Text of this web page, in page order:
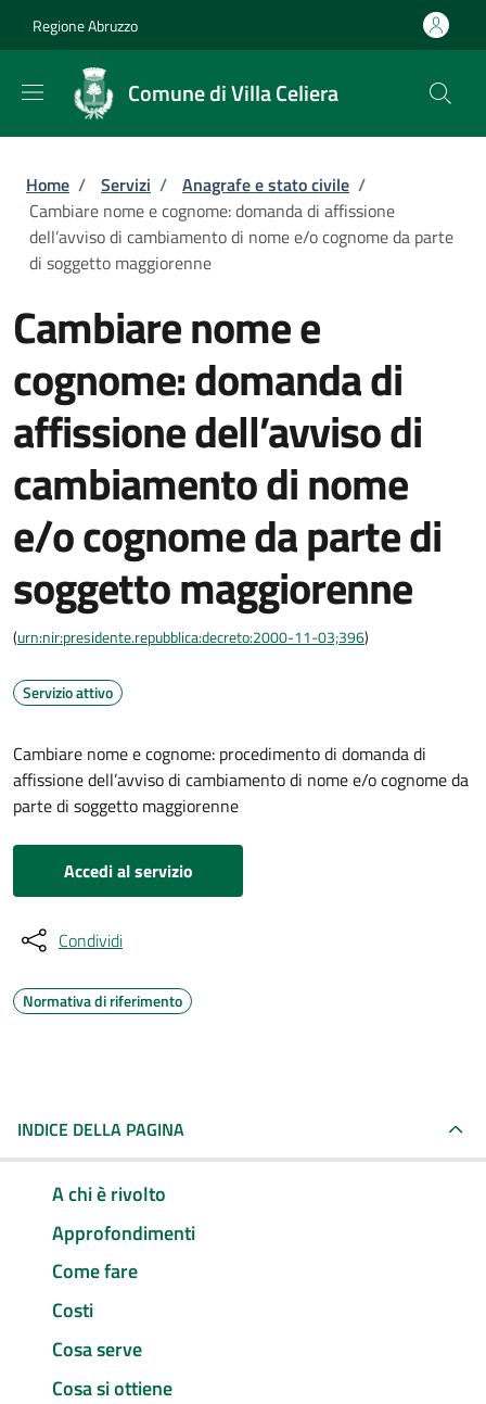
Regione Abruzzo
Comune di Villa Celiera
Briciole di pane
Home / Servizi / Anagrafe e stato civile /
Cambiare nome e cognome: domanda di affissione
dell’avviso di cambiamento di nome e/o cognome da parte
di soggetto maggiorenne
Cambiare nome e
cognome: domanda di
affissione dell’avviso di
cambiamento di nome
e/o cognome da parte di
soggetto maggiorenne
(urn:nir:presidente.repubblica:decreto:2000-11-03;396)
Servizio attivo
Cambiare nome e cognome: procedimento di domanda di
affissione dell’avviso di cambiamento di nome e/o cognome da
parte di soggetto maggiorenne
Accedi al servizio
Condividi
Normativa di riferimento
INDICE DELLA PAGINA
A chi è rivolto
Approfondimenti
Come fare
Costi
Cosa serve
Cosa si ottiene